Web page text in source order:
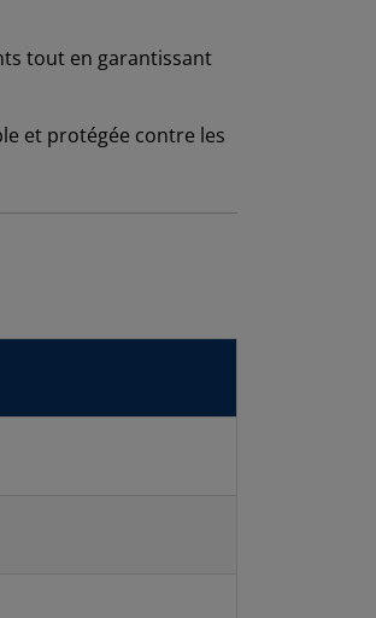
tout en garantissant
et protégée contre les